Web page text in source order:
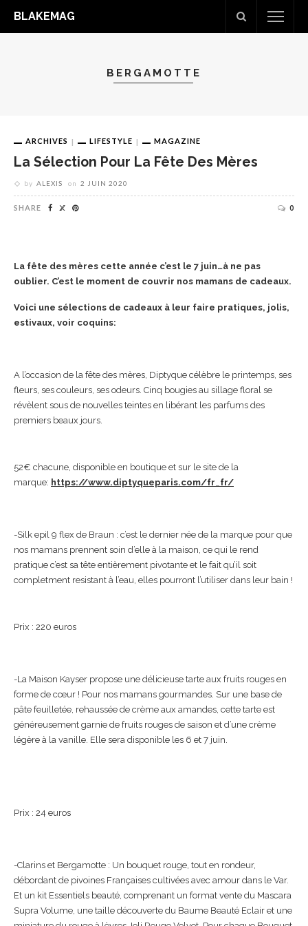
BLAKEMAG
BERGAMOTTE
ARCHIVES LIFESTYLE MAGAZINE
La Sélection Pour La Fête Des Mères
by ALEXIS on 2 JUIN 2020
SHARE 0
La fête des mères cette année c’est le 7 juin…à ne pas
oublier. C’est le moment de couvrir nos mamans de cadeaux.
Voici une sélections de cadeaux à leur faire pratiques, jolis,
estivaux, voir coquins:
A l’occasion de la fête des mères, Diptyque célèbre le printemps, ses
fleurs, ses couleurs, ses odeurs. Cinq bougies au sillage floral se
révèlent sous de nouvelles teintes en libérant les parfums des
premiers beaux jours.
52€ chacune, disponible en boutique et sur le site de la
marque: https://www.diptyqueparis.com/fr_fr/
-Silk epil 9 flex de Braun : c’est le dernier née de la marque pour que
nos mamans prennent soin d’elle à la maison, ce qui le rend
pratique c’est sa tête entièrement pivotante et le fait qu’il soit
completment resistant à l’eau, elles pourront l’utiliser dans leur bain !
Prix : 220 euros
-La Maison Kayser propose une délicieuse tarte aux fruits rouges en
forme de cœur ! Pour nos mamans gourmandes. Sur une base de
pâte feuilletée, rehaussée de crème aux amandes, cette tarte est
généreusement garnie de fruits rouges de saison et d’une crème
légère à la vanille. Elle sera disponible les 6 et 7 juin.
Prix : 24 euros
-Clarins et Bergamotte : Un bouquet rouge, tout en rondeur,
débordant de pivoines Françaises cultivées avec amour dans le Var.
Et un kit Essentiels beauté, comprenant un format vente du Mascara
Supra Volume, une taille découverte du Baume Beauté Eclair et une